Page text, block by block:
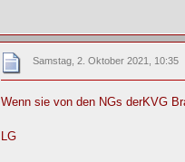
Samstag, 2. Oktober 2021, 10:35
Wenn sie von den NGs derKVG
LG